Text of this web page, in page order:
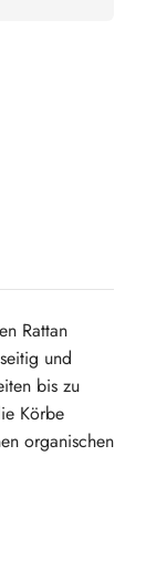
Rattan
und
bis zu
Körbe
organischen